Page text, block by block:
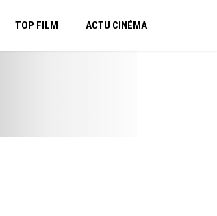
TOP FILM ACTU CINÉMA